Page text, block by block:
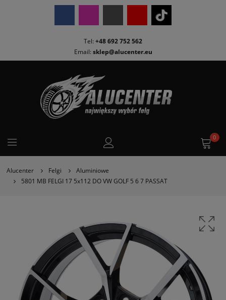
Tel: +48 692 752 562
Email: sklep@alucenter.eu
0
Alucenter Felgi
Aluminiowe
5801 MB FELGI 17 5x112 DO VW GOLF 5 6 7 PASSAT